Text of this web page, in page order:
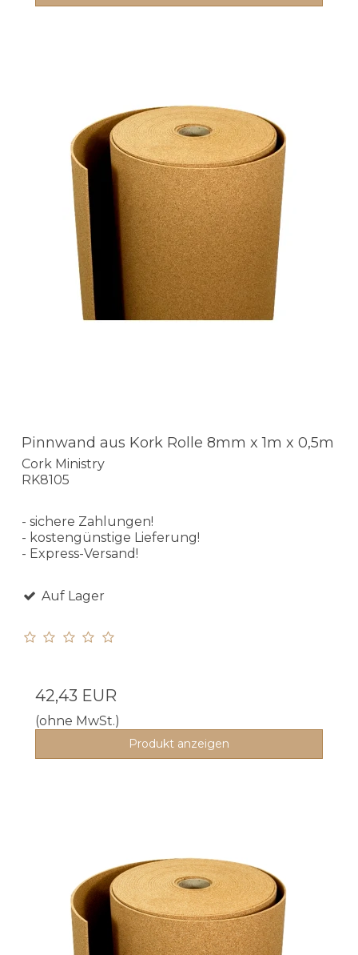
Pinnwand aus Kork Rolle 8mm x 1m x 0,5m
Cork Ministry
RK8105
- sichere Zahlungen!
- kostengünstige Lieferung!
- Express-Versand!
Auf Lager
42,43 EUR
(ohne MwSt.)
Produkt anzeigen